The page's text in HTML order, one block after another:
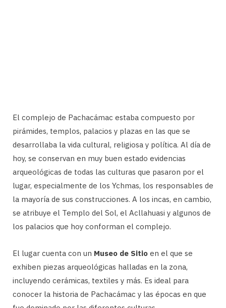
El complejo de Pachacámac estaba compuesto por
pirámides, templos, palacios y plazas en las que se
desarrollaba la vida cultural, religiosa y política. Al día de
hoy, se conservan en muy buen estado evidencias
arqueológicas de todas las culturas que pasaron por el
lugar, especialmente de los Ychmas, los responsables de
la mayoría de sus construcciones. A los incas, en cambio,
se atribuye el Templo del Sol, el Acllahuasi y algunos de
los palacios que hoy conforman el complejo.
El lugar cuenta con un Museo de Sitio en el que se
exhiben piezas arqueológicas halladas en la zona,
incluyendo cerámicas, textiles y más. Es ideal para
conocer la historia de Pachacámac y las épocas en que